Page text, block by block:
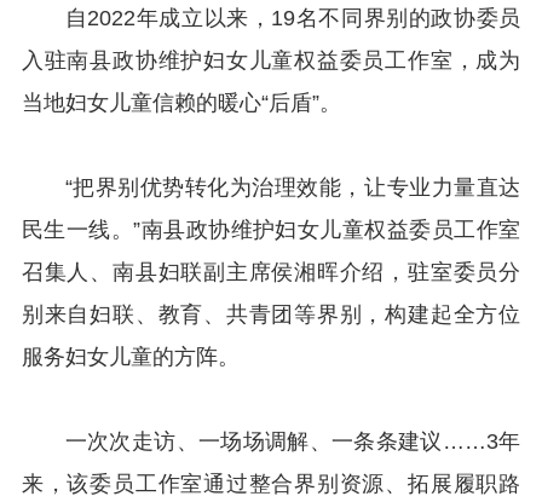
自2022年成立以来，19名不同界别的政协委员
入驻南县政协维护妇女儿童权益委员工作室，成为
当地妇女儿童信赖的暖心“后盾”。
“把界别优势转化为治理效能，让专业力量直达
民生一线。”南县政协维护妇女儿童权益委员工作室
召集人、南县妇联副主席侯湘晖介绍，驻室委员分
别来自妇联、教育、共青团等界别，构建起全方位
服务妇女儿童的方阵。
一次次走访、一场场调解、一条条建议……3年
来，该委员工作室通过整合界别资源、拓展履职路